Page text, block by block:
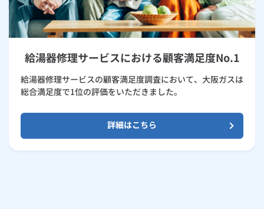
給湯器修理サービスにおける顧客満足度No.1
給湯器修理サービスの顧客満足度調査において、大阪ガスは
総合満足度で1位の評価をいただきました。
詳細はこちら